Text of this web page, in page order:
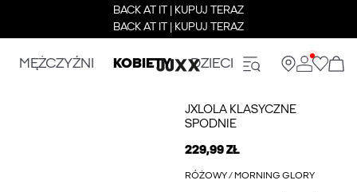
BACK AT IT | KUPUJ TERAZ
BACK AT IT | KUPUJ TERAZ
MĘŻCZYŹNI KOBIETY DZIECI
JXLOLA KLASYCZNE
SPODNIE
229,99 ZŁ
RÓŻOWY / MORNING GLORY